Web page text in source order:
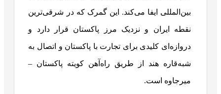
بین‌المللی ایفا می‌کند. این گمرک که در شرقی‌ترین
نقطه ایران و نزدیک مرز پاکستان قرار دارد و
دروازه‌ای کلیدی برای تجارت با پاکستان و اتصال به
شبه‌قاره هند از طریق راه‌آهن کویته پاکستان –
میرجاوه است.